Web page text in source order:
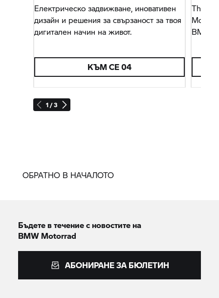
1 / 3
Електрическо задвижване, иновативен
дизайн и решения за свързаност за твоя
дигитален начин на живот.
КЪМ CE 04
Think
BMW
ОБРАТНО В НАЧАЛОТО
Бъдете в течение с новостите на
BMW Motorrad
АБОНИРАНЕ ЗА БЮЛЕТИН